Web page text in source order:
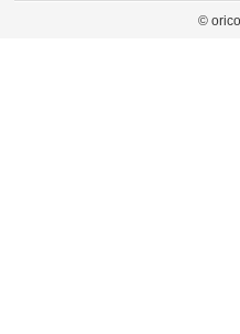
弊社の見解・ 意見ではないことをご理解
このサイトでは Cookie を使用して、ユー
©